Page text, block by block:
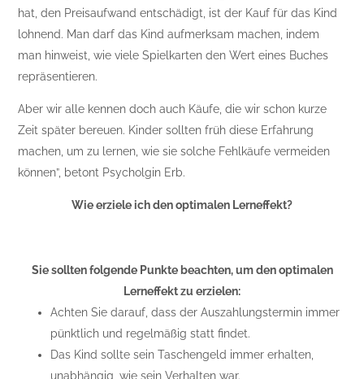
hat, den Preisaufwand entschädigt, ist der Kauf für das Kind
lohnend. Man darf das Kind aufmerksam machen, indem
man hinweist, wie viele Spielkarten den Wert eines Buches
repräsentieren.
Aber wir alle kennen doch auch Käufe, die wir schon kurze
Zeit später bereuen. Kinder sollten früh diese Erfahrung
machen, um zu lernen, wie sie solche Fehlkäufe vermeiden
können”, betont Psycholgin Erb.
Wie erziele ich den optimalen Lerneffekt?
Sie sollten folgende Punkte beachten, um den optimalen
Lerneffekt zu erzielen:
Achten Sie darauf, dass der Auszahlungstermin immer
pünktlich und regelmäßig statt findet.
Das Kind sollte sein Taschengeld immer erhalten,
unabhängig, wie sein Verhalten war.